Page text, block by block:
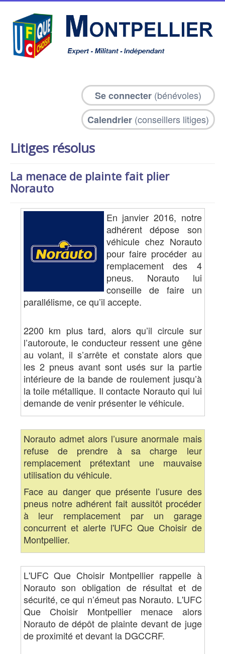
Se connecter (bénévoles)
Calendrier (conseillers litiges)
Litiges résolus
La menace de plainte fait plier
Norauto
En janvier 2016, notre
adhérent dépose son
véhicule chez Norauto
pour faire procéder au
remplacement des 4
pneus. Norauto lui
conseille de faire un
parallélisme, ce qu’il accepte.
2200 km plus tard, alors qu’il circule sur
l’autoroute, le conducteur ressent une gêne
au volant, il s’arrête et constate alors que
les 2 pneus avant sont usés sur la partie
intérieure de la bande de roulement jusqu’à
la toile métallique. Il contacte Norauto qui lui
demande de venir présenter le véhicule.
Norauto admet alors l’usure anormale mais
refuse de prendre à sa charge leur
remplacement prétextant une mauvaise
utilisation du véhicule.
Face au danger que présente l’usure des
pneus notre adhérent fait aussitôt procéder
à leur remplacement par un garage
concurrent et alerte l'UFC Que Choisir de
Montpellier.
L'UFC Que Choisir Montpellier rappelle à
Norauto son obligation de résultat et de
sécurité, ce qui n’émeut pas Norauto. L'UFC
Que Choisir Montpellier menace alors
Norauto de dépôt de plainte devant de juge
de proximité et devant la DGCCRF.